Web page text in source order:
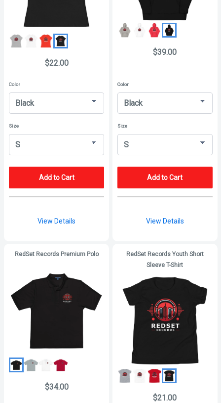
$22.00
Color
Size
Add to Cart
View Details
$39.00
Color
Size
Add to Cart
View Details
RedSet Records Premium Polo
$34.00
RedSet Records Youth Short
Sleeve T-Shirt
$21.00